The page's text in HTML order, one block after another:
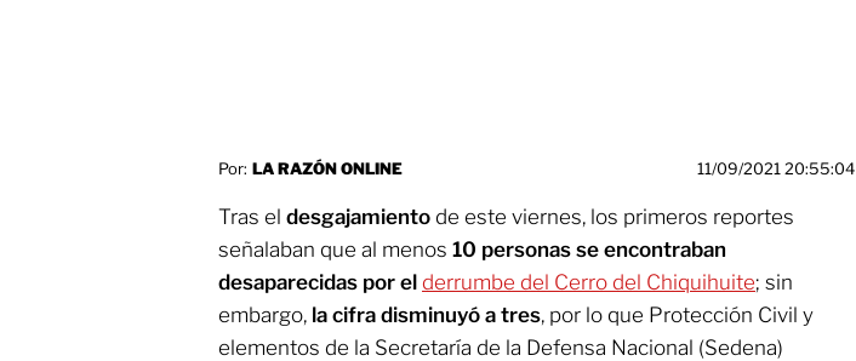
Por: LA RAZÓN ONLINE 11/09/2021 20:55:04
Tras el desgajamiento de este viernes, los primeros reportes
señalaban que al menos 10 personas se encontraban
desaparecidas por el derrumbe del Cerro del Chiquihuite; sin
embargo, la cifra disminuyó a tres, por lo que Protección Civil y
elementos de la Secretaría de la Defensa Nacional (Sedena)